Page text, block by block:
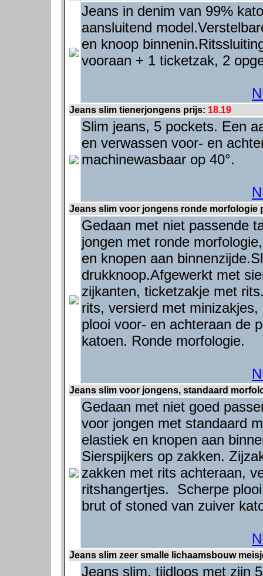
Jeans in denim van 99%
aansluitend
en knoop
vooraan + 1 ticketzak, 2
Jeans slim tienerjongens prijs: 18.19
Slim jeans, 5 pockets. Een
en verwassen voor- en
machinewasbaar op 40°.
Jeans slim voor jongens ronde morfologie
Gedaan met niet passende
jongen met ronde
en knopen aan
drukknoop.Afgewerkt met
zijkanten, ticketzakje met
rits, versierd met
plooi voor- en achteraan de
katoen. Ronde morfologie.
Jeans slim voor jongens, standaard
Gedaan met niet goed
voor jongen met standaard
elastiek en knopen aan
Sierspijkers op zakken.
zakken met rits achteraan,
ritshangertjes. Scherpe
brut of stoned van zuiver
Jeans slim zeer smalle lichaamsbouw
Jeans slim, tijdloos met zijn